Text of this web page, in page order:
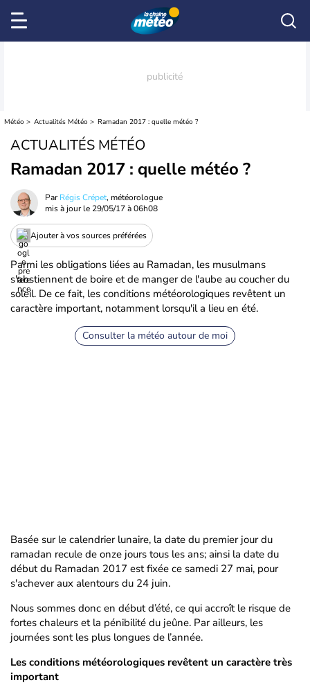
Météo Actualités Météo Ramadan 2017 : quelle météo ?
ACTUALITÉS MÉTÉO
Ramadan 2017 : quelle météo ?
ParRégis Crépet, météorologue
mis à jour le 29/05/17 à 06h08
Ajouter à vos sources préférées
Parmi les obligations liées au Ramadan, les musulmans
s'abstiennent de boire et de manger de l'aube au coucher du
soleil. De ce fait, les conditions météorologiques revêtent un
caractère important, notamment lorsqu'il a lieu en été.
Consulter la météo autour de moi
Basée sur le calendrier lunaire, la date du premier jour du
ramadan recule de onze jours tous les ans; ainsi la date du
début du Ramadan 2017 est fixée ce samedi 27 mai, pour
s'achever aux alentours du 24 juin.
Nous sommes donc en début d’été, ce qui accroît le risque de
fortes chaleurs et la pénibilité du jeûne. Par ailleurs, les
journées sont les plus longues de l’année.
Les conditions météorologiques revêtent un caractère très
important